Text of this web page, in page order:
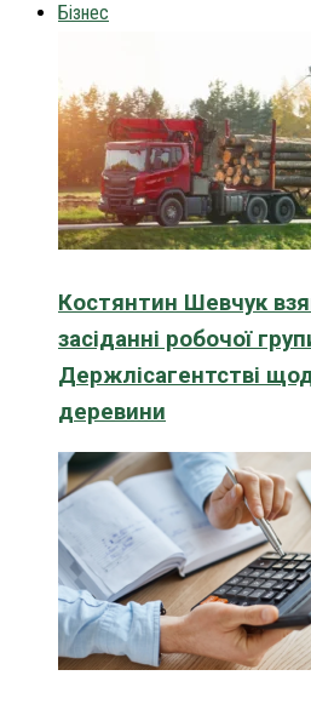
Бізнес
Костянтин Шевчук
засіданні робочої
Держлісагентстві
деревини